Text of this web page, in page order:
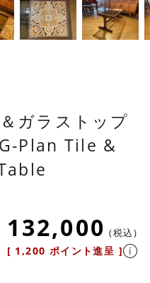
ガラストップ
Plan Tile &
132,000 税込
[ 1,200 ポイント進呈 ]